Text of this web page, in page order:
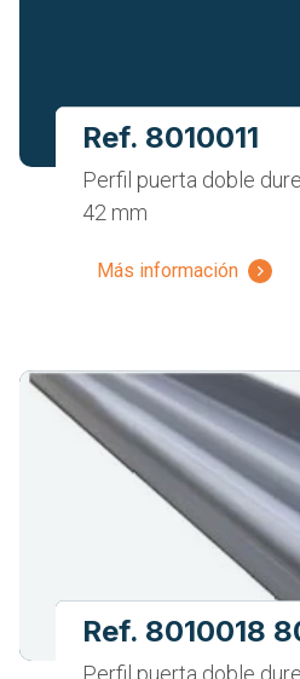
Ref. 8010011
Perfil puerta doble
42 mm
Más información
Ref. 8010018
Perfil puerta doble